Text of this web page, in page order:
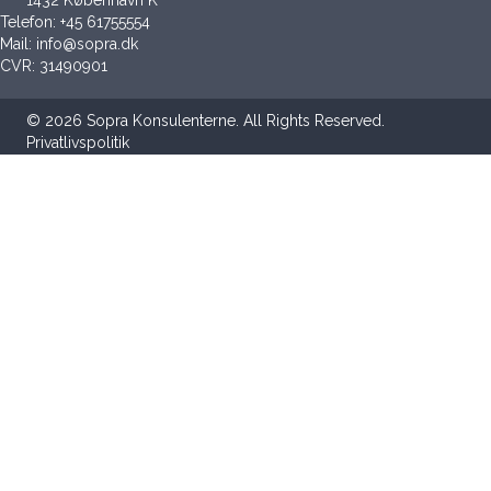
Telefon: +45 61755554
Mail: info@sopra.dk
CVR: 31490901
© 2026 Sopra Konsulenterne. All Rights Reserved.
Privatlivspolitik